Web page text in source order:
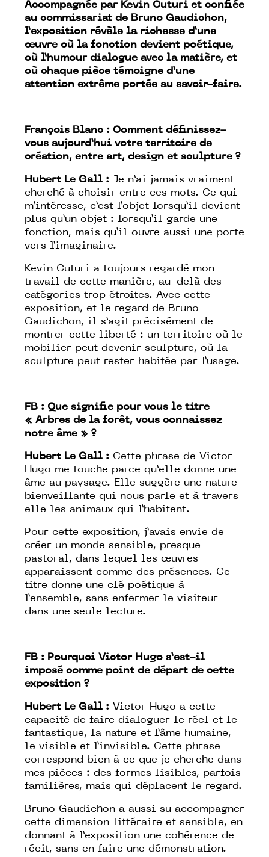
Accompagnée par Kevin Cuturi et confiée
au commissariat de Bruno Gaudichon,
l’exposition révèle la richesse d’une
œuvre où la fonction devient poétique,
où l’humour dialogue avec la matière, et
où chaque pièce témoigne d’une
attention extrême portée au savoir-faire.
François Blanc : Comment définissez-
vous aujourd’hui votre territoire de
création, entre art, design et sculpture ?
Hubert Le Gall : Je n’ai jamais vraiment
cherché à choisir entre ces mots. Ce qui
m’intéresse, c’est l’objet lorsqu’il devient
plus qu’un objet : lorsqu’il garde une
fonction, mais qu’il ouvre aussi une porte
vers l’imaginaire.
Kevin Cuturi a toujours regardé mon
travail de cette manière, au-delà des
catégories trop étroites. Avec cette
exposition, et le regard de Bruno
Gaudichon, il s’agit précisément de
montrer cette liberté : un territoire où le
mobilier peut devenir sculpture, où la
sculpture peut rester habitée par l’usage.
FB : Que signifie pour vous le titre
« Arbres de la forêt, vous connaissez
notre âme » ?
Hubert Le Gall : Cette phrase de Victor
Hugo me touche parce qu’elle donne une
âme au paysage. Elle suggère une nature
bienveillante qui nous parle et à travers
elle les animaux qui l’habitent.
Pour cette exposition, j’avais envie de
créer un monde sensible, presque
pastoral, dans lequel les œuvres
apparaissent comme des présences. Ce
titre donne une clé poétique à
l’ensemble, sans enfermer le visiteur
dans une seule lecture.
FB : Pourquoi Victor Hugo s’est-il
imposé comme point de départ de cette
exposition ?
Hubert Le Gall : Victor Hugo a cette
capacité de faire dialoguer le réel et le
fantastique, la nature et l’âme humaine,
le visible et l’invisible. Cette phrase
correspond bien à ce que je cherche dans
mes pièces : des formes lisibles, parfois
familières, mais qui déplacent le regard.
Bruno Gaudichon a aussi su accompagner
cette dimension littéraire et sensible, en
donnant à l’exposition une cohérence de
récit, sans en faire une démonstration.